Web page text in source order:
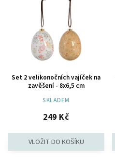
Set 2 velikonočních vajíček na
zavěšení - 8x6,5 cm
SKLADEM
249 Kč